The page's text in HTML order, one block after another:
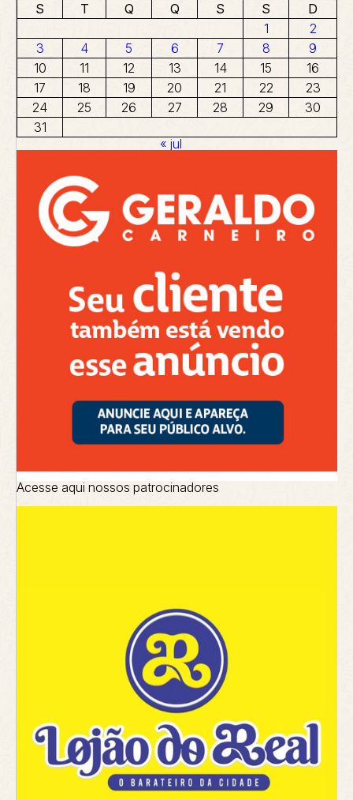
S T Q Q S S
D
1
2
3
4 5 6 7 8
9
10
11 12 13 14 15
16
17
18 19 20 21 22
23
24
25 26 27 28 29
30
31
« jul
Acesse aqui nossos patrocinadores